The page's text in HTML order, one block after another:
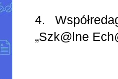
4.
„Szk@lne